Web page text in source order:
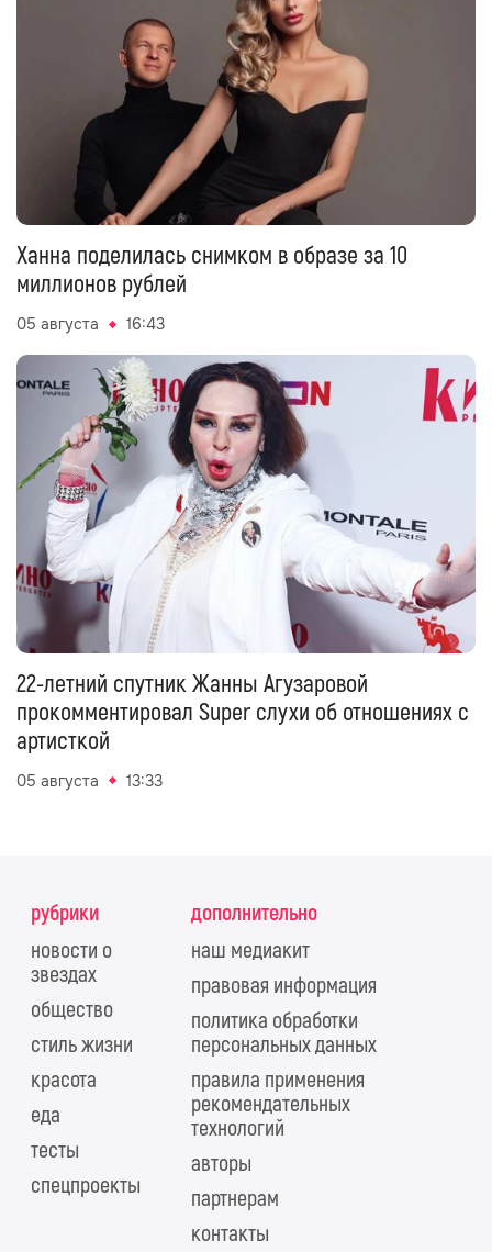
Ханна поделилась снимком в образе за 10
миллионов рублей
05 августа 16:43
22-летний спутник Жанны Агузаровой
прокомментировал Super слухи об отношениях с
артисткой
05 августа 13:33
рубрики
новости о
звездах
общество
стиль жизни
красота
еда
тесты
спецпроекты
дополнительно
наш медиакит
правовая информация
политика обработки
персональных данных
правила применения
рекомендательных
технологий
авторы
партнерам
контакты